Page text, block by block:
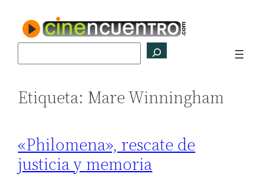
contenido
Etiqueta: Mare Winningham
«Philomena», rescate de
justicia y memoria